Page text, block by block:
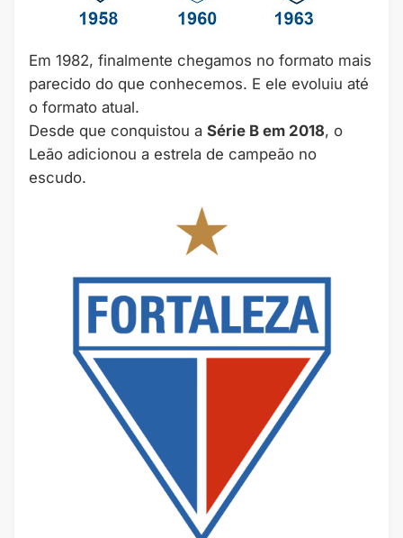
Em 1982, finalmente chegamos no formato mais
parecido do que conhecemos. E ele evoluiu até
o formato atual.
Desde que conquistou a Série B em 2018, o
Leão adicionou a estrela de campeão no
escudo.